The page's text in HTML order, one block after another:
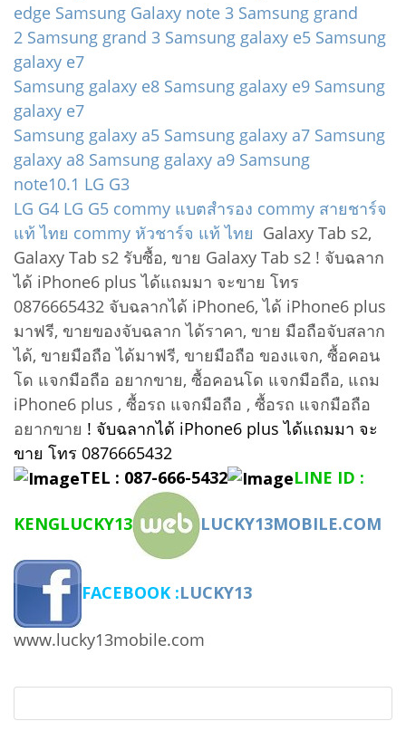
edge Samsung Galaxy note 3 Samsung grand
2 Samsung grand 3 Samsung galaxy e5 Samsung
galaxy e7
Samsung galaxy e8 Samsung galaxy e9 Samsung
galaxy e7
Samsung galaxy a5 Samsung galaxy a7 Samsung
galaxy a8 Samsung galaxy a9 Samsung
note10.1 LG G3
LG G4 LG G5 commy แบตสำรอง commy สายชาร์จ
แท้ ไทย commy หัวชาร์จ แท้ ไทย Galaxy Tab s2,
Galaxy Tab s2 รับซื้อ, ขาย Galaxy Tab s2 ! จับฉลาก
ได้ iPhone6 plus ได้แถมมา จะขาย โทร
0876665432 จับฉลากได้ iPhone6, ได้ iPhone6 plus
มาฟรี, ขายของจับฉลาก ได้ราคา, ขาย มือถือจับสลาก
ได้, ขายมือถือ ได้มาฟรี, ขายมือถือ ของแจก, ซื้อคอน
โด แจกมือถือ อยากขาย, ซื้อคอนโด แจกมือถือ, แถม
iPhone6 plus , ซื้อรถ แจกมือถือ , ซื้อรถ แจกมือถือ
อยากขาย ! จับฉลากได้ iPhone6 plus ได้แถมมา จะ
ขาย โทร 0876665432
TEL : 087-666-5432
LINE ID :
KENGLUCKY13 LUCKY13MOBILE.COM
FACEBOOK :LUCKY13
www.lucky13mobile.com